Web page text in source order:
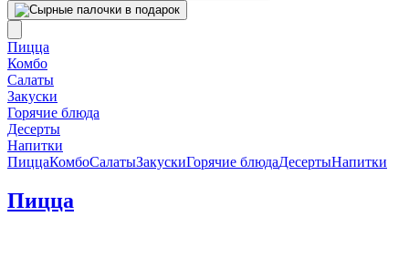
Пицца
Комбо
Салаты
Закуски
Горячие блюда
Десерты
Напитки
ПиццаКомбоСалатыЗакускиГорячие блюдаДесертыНапитки
Пицца